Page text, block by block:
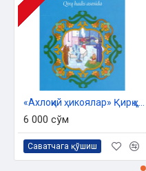
6 000 сўм
Саватчага қўшиш